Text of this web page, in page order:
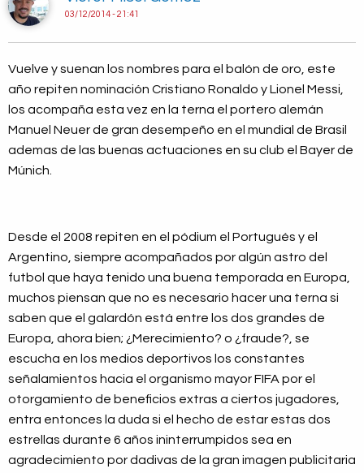
03/12/2014 - 21:41
Vuelve y suenan los nombres para el balón de oro, este
año repiten nominación Cristiano Ronaldo y Lionel Messi,
los acompaña esta vez en la terna el portero alemán
Manuel Neuer de gran desempeño en el mundial de Brasil
ademas de las buenas actuaciones en su club el Bayer de
Múnich.
Desde el 2008 repiten en el pódium el Portugués y el
Argentino, siempre acompañados por algún astro del
futbol que haya tenido una buena temporada en Europa,
muchos piensan que no es necesario hacer una terna si
saben que el galardón está entre los dos grandes de
Europa, ahora bien; ¿Merecimiento? o ¿fraude?, se
escucha en los medios deportivos los constantes
señalamientos hacia el organismo mayor FIFA por el
otorgamiento de beneficios extras a ciertos jugadores,
entra entonces la duda si el hecho de estar estas dos
estrellas durante 6 años ininterrumpidos sea en
agradecimiento por dadivas de la gran imagen publicitaria